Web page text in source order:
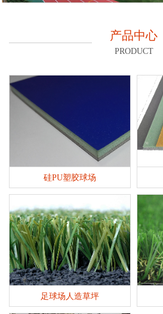
产品中心
PRODUCT
硅PU塑胶球场
足球场人造草坪